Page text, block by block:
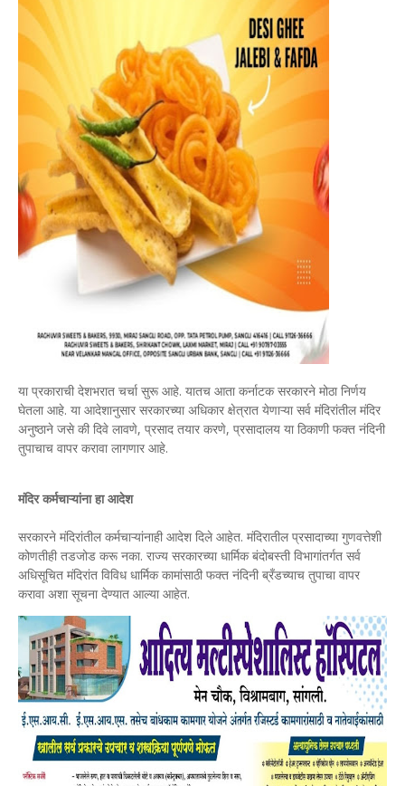
या प्रकाराची देशभरात चर्चा सुरू आहे. यातच आता कर्नाटक सरकारने मोठा निर्णय
घेतला आहे. या आदेशानुसार सरकारच्या अधिकार क्षेत्रात येणाऱ्या सर्व मंदिरांतील मंदिर
अनुष्ठाने जसे की दिवे लावणे, प्रसाद तयार करणे, प्रसादालय या ठिकाणी फक्त नंदिनी
तुपाचाच वापर करावा लागणार आहे.
मंदिर कर्मचाऱ्यांना हा आदेश
सरकारने मंदिरांतील कर्मचाऱ्यांनाही आदेश दिले आहेत. मंदिरातील प्रसादाच्या गुणवत्तेशी
कोणतीही तडजोड करू नका. राज्य सरकारच्या धार्मिक बंदोबस्ती विभागांतर्गत सर्व
अधिसूचित मंदिरांत विविध धार्मिक कामांसाठी फक्त नंदिनी ब्रँडच्याच तुपाचा वापर
करावा अशा सूचना देण्यात आल्या आहेत.